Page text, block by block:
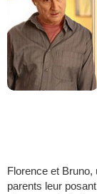
Florence et
parents leur